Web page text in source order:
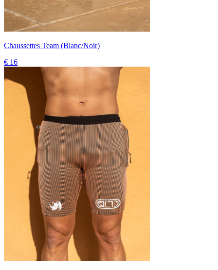
Chaussettes Team (Blanc/Noir)
€ 16